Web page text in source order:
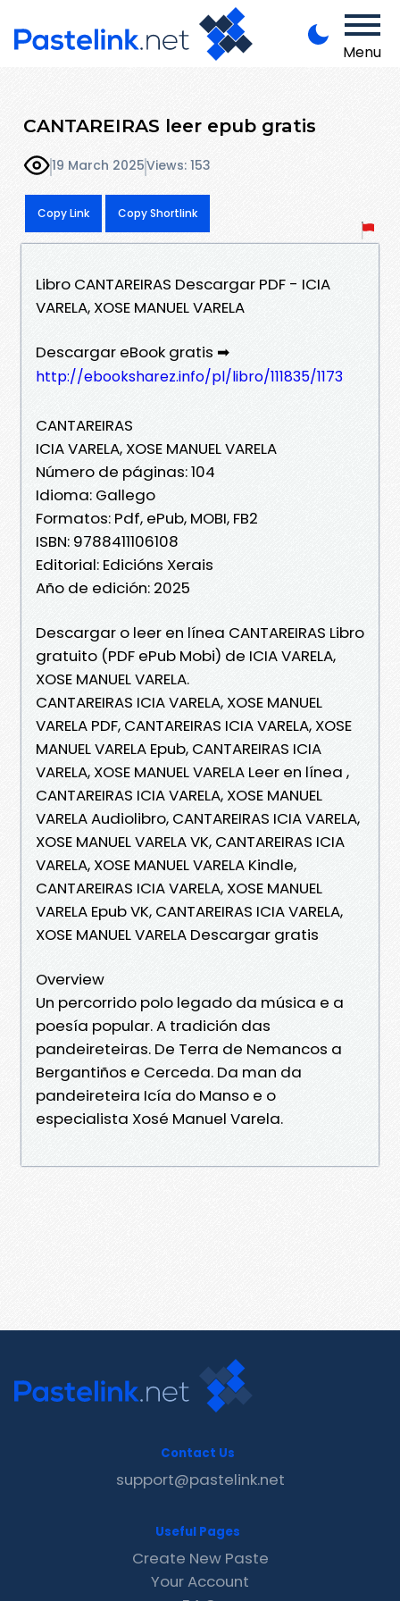
Menu
CANTAREIRAS leer epub gratis
19 March 2025Views: 153
Copy Link Copy Shortlink
Libro CANTAREIRAS Descargar PDF - ICIA
VARELA, XOSE MANUEL VARELA
Descargar eBook gratis ➡
http://ebooksharez.info/pl/libro/111835/1173
CANTAREIRAS
ICIA VARELA, XOSE MANUEL VARELA
Número de páginas: 104
Idioma: Gallego
Formatos: Pdf, ePub, MOBI, FB2
ISBN: 9788411106108
Editorial: Edicións Xerais
Año de edición: 2025
Descargar o leer en línea CANTAREIRAS Libro
gratuito (PDF ePub Mobi) de ICIA VARELA,
XOSE MANUEL VARELA.
CANTAREIRAS ICIA VARELA, XOSE MANUEL
VARELA PDF, CANTAREIRAS ICIA VARELA, XOSE
MANUEL VARELA Epub, CANTAREIRAS ICIA
VARELA, XOSE MANUEL VARELA Leer en línea ,
CANTAREIRAS ICIA VARELA, XOSE MANUEL
VARELA Audiolibro, CANTAREIRAS ICIA VARELA,
XOSE MANUEL VARELA VK, CANTAREIRAS ICIA
VARELA, XOSE MANUEL VARELA Kindle,
CANTAREIRAS ICIA VARELA, XOSE MANUEL
VARELA Epub VK, CANTAREIRAS ICIA VARELA,
XOSE MANUEL VARELA Descargar gratis
Overview
Un percorrido polo legado da música e a
poesía popular. A tradición das
pandeireteiras. De Terra de Nemancos a
Bergantiños e Cerceda. Da man da
pandeireteira Icía do Manso e o
especialista Xosé Manuel Varela.
Contact Us
support@pastelink.net
Useful Pages
Create New Paste
Your Account